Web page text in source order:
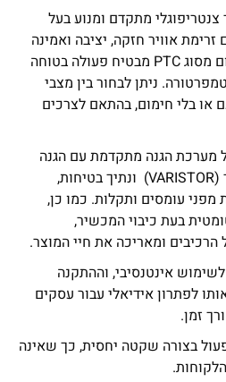
מתקדם ומנוע בעל
אוויר חזקה, יציבה ואמינה
לאורך זמן. בנוסף, גוף החימום מסוג PTC מבטיח פעולה בטוחה
ניתן לבחור בין מצבי
או בלי חימום, בהתאם לצרכים
מערכת הגנה מתקדמת עם הגנה
משולשת: מגן תרמי, וריסטור (VARISTOR) ונתיך בטיחות,
עומסים ותקלות. כמו כן,
בעת כיבוי המכשיר,
ומאריכה את חיי המוצר.
אינטנסיבי, וההתקנה
לפתרון אידיאלי עבור עסקים
זמן.
בצורה שקטה יחסית, כך שאינה